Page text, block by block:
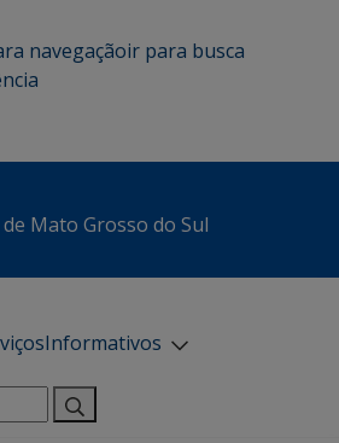
navegaçãoir para busca
Mato Grosso do Sul
Informativos